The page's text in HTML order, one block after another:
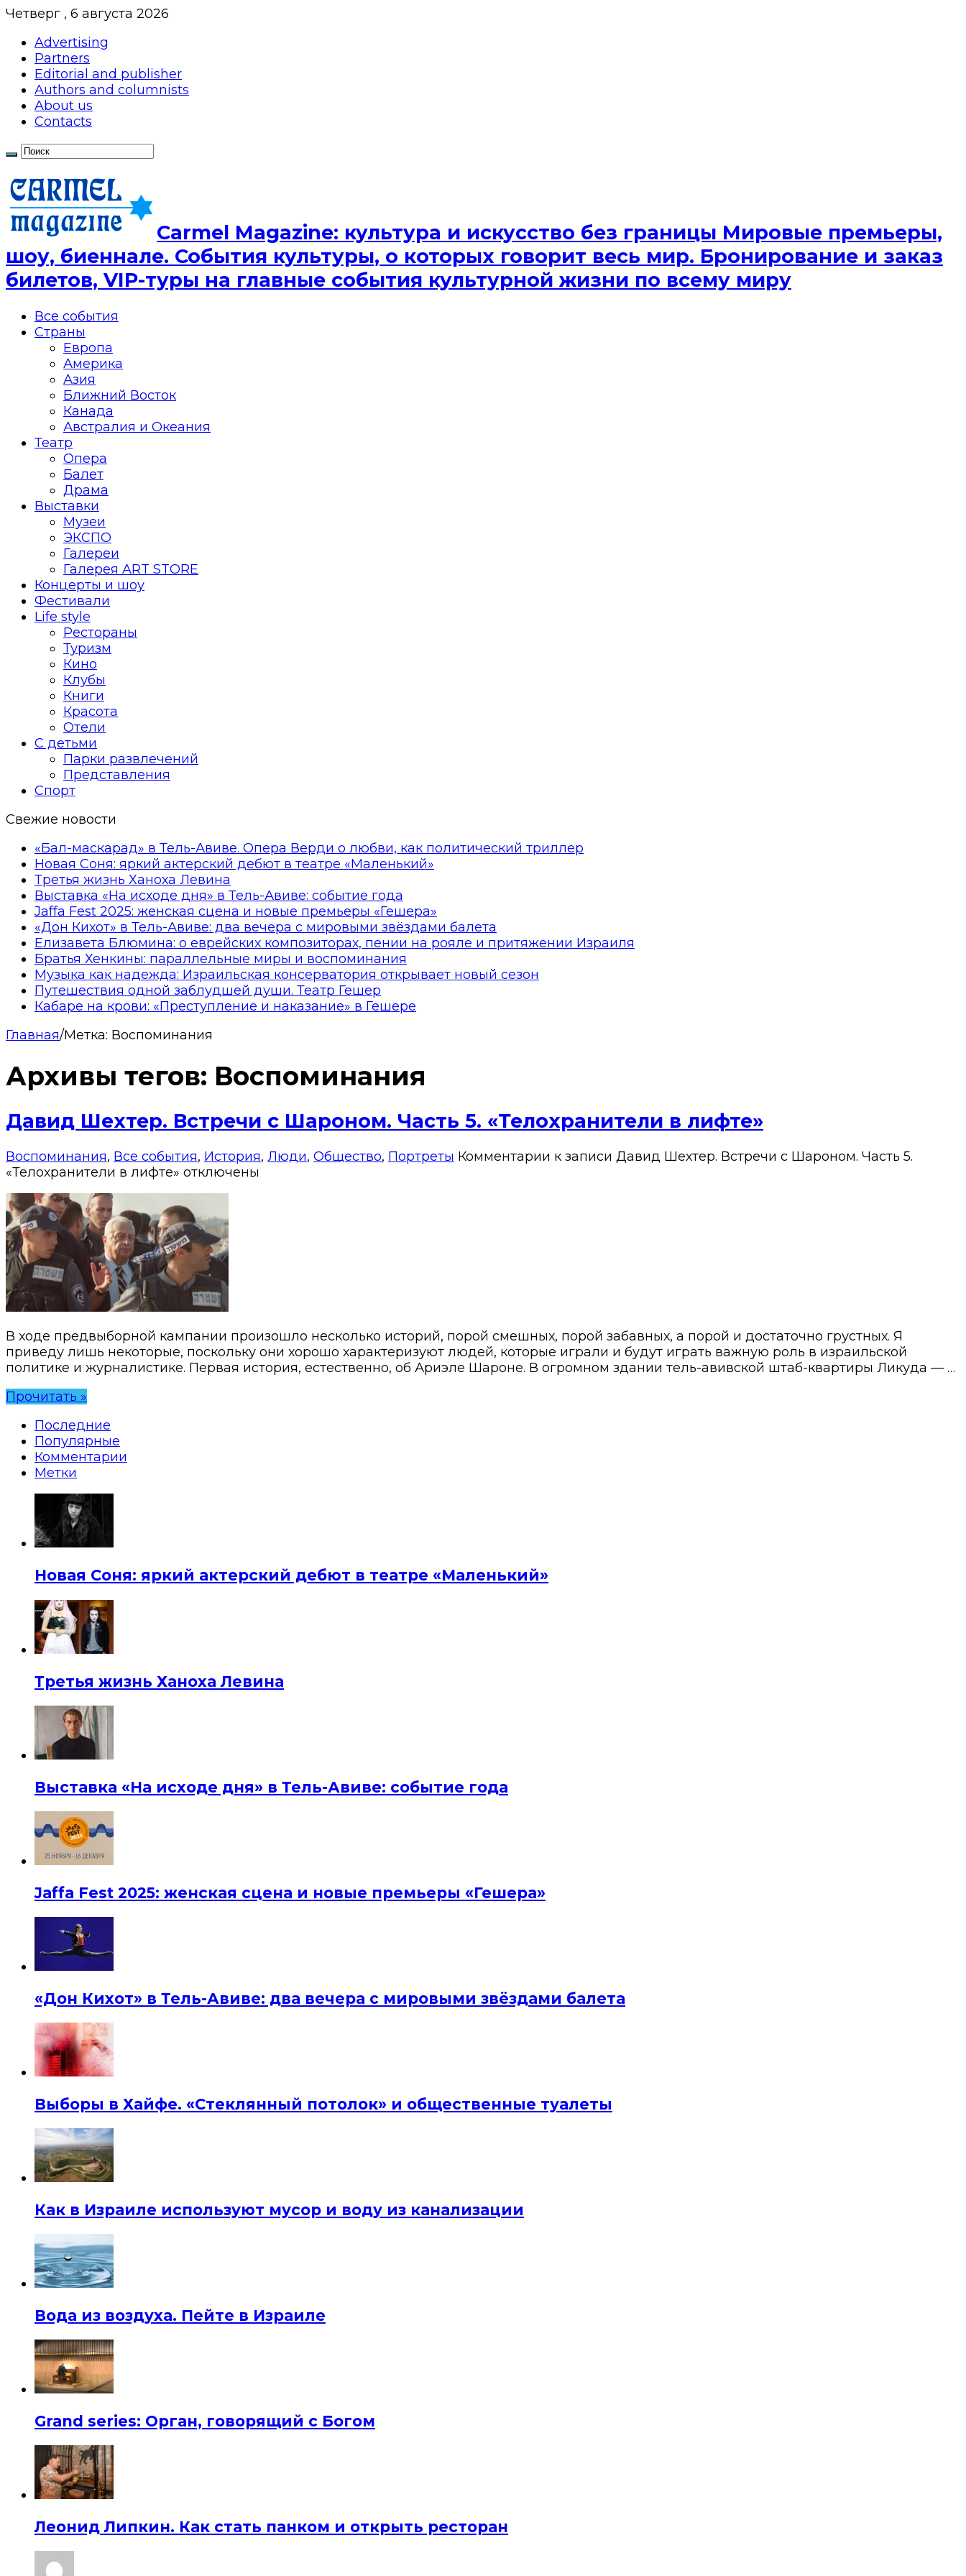
Четверг , 6 августа 2026
Advertising
Partners
Editorial and publisher
Authors and columnists
About us
Contacts
Сarmel Magazine: культура и искусство без границы Мировые премьеры,
шоу, биеннале. События культуры, о которых говорит весь мир. Бронирование и заказ
билетов, VIP-туры на главные события культурной жизни по всему миру
Все события
Страны
Европа
Америка
Азия
Ближний Восток
Канада
Австралия и Океания
Театр
Опера
Балет
Драма
Выставки
Музеи
ЭКСПО
Галереи
Галерея ART STORE
Концерты и шоу
Фестивали
Life style
Рестораны
Туризм
Кино
Клубы
Книги
Красота
Отели
С детьми
Парки развлечений
Представления
Спорт
Свежие новости
«Бал-маскарад» в Тель-Авиве. Опера Верди о любви, как политический триллер
Новая Соня: яркий актерский дебют в театре «Маленький»
Третья жизнь Ханоха Левина
Выставка «На исходе дня» в Тель-Авиве: событие года
Jaffa Fest 2025: женская сцена и новые премьеры «Гешера»
«Дон Кихот» в Тель-Авиве: два вечера с мировыми звёздами балета
Елизавета Блюмина: о еврейских композиторах, пении на рояле и притяжении Израиля
Братья Хенкины: параллельные миры и воспоминания
Музыка как надежда: Израильская консерватория открывает новый сезон
Путешествия одной заблудшей души. Театр Гешер
Кабаре на крови: «Преступление и наказание» в Гешере
Главная/Метка: Воспоминания
Архивы тегов: Воспоминания
Давид Шехтер. Встречи с Шароном. Часть 5. «Телохранители в лифте»
Воспоминания, Все события, История, Люди, Общество, Портреты Комментарии к записи Давид Шехтер. Встречи с Шароном. Часть 5.
«Телохранители в лифте» отключены
В ходе предвыборной кампании произошло несколько историй, порой смешных, порой забавных, а порой и достаточно грустных. Я
приведу лишь некоторые, поскольку они хорошо характеризуют людей, которые играли и будут играть важную роль в израильской
политике и журналистике. Первая история, естественно, об Ариэле Шароне. В огромном здании тель-авивской штаб-квартиры Ликуда — …
Прочитать »
Последние
Популярные
Комментарии
Метки
Новая Соня: яркий актерский дебют в театре «Маленький»
Третья жизнь Ханоха Левина
Выставка «На исходе дня» в Тель-Авиве: событие года
Jaffa Fest 2025: женская сцена и новые премьеры «Гешера»
«Дон Кихот» в Тель-Авиве: два вечера с мировыми звёздами балета
Выборы в Хайфе. «Стеклянный потолок» и общественные туалеты
Как в Израиле используют мусор и воду из канализации
Вода из воздуха. Пейте в Израиле
Grand series: Орган, говорящий с Богом
Леонид Липкин. Как стать панком и открыть ресторан